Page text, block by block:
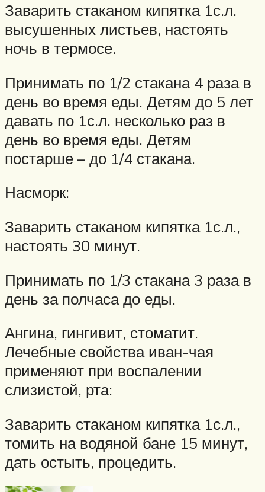
Заварить стаканом кипятка 1с.л.
высушенных листьев, настоять
ночь в термосе.
Принимать по 1/2 стакана 4 раза в
день во время еды. Детям до 5 лет
давать по 1с.л. несколько раз в
день во время еды. Детям
постарше – до 1/4 стакана.
Насморк:
Заварить стаканом кипятка 1с.л.,
настоять 30 минут.
Принимать по 1/3 стакана 3 раза в
день за полчаса до еды.
Ангина, гингивит, стоматит.
Лечебные свойства иван-чая
применяют при воспалении
слизистой, рта:
Заварить стаканом кипятка 1с.л.,
томить на водяной бане 15 минут,
дать остыть, процедить.